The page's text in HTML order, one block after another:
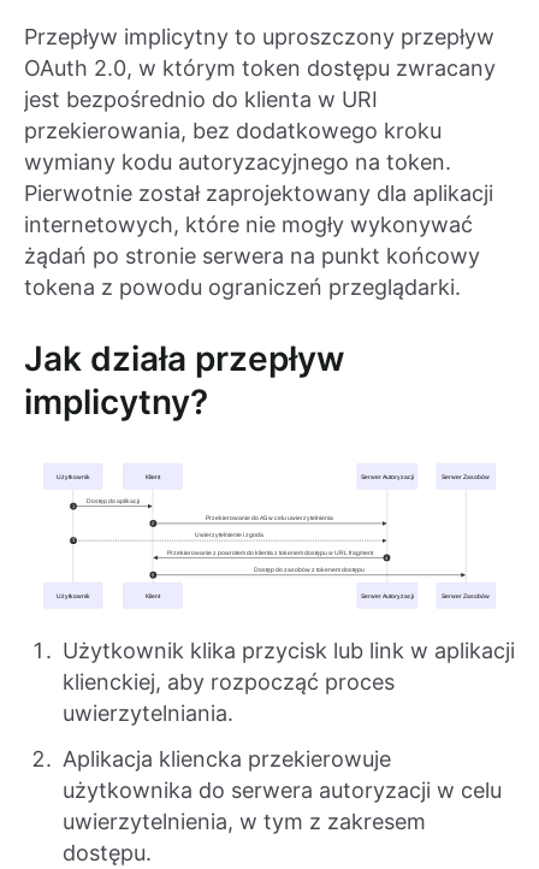
Przepływ implicytny to uproszczony przepływ
OAuth 2.0, w którym token dostępu zwracany
jest bezpośrednio do klienta w URI
przekierowania, bez dodatkowego kroku
wymiany kodu autoryzacyjnego na token.
Pierwotnie został zaprojektowany dla aplikacji
internetowych, które nie mogły wykonywać
żądań po stronie serwera na punkt końcowy
tokena z powodu ograniczeń przeglądarki.
Jak działa przepływ
implicytny?
Użytkownik klika przycisk lub link w aplikacji
klienckiej, aby rozpocząć proces
uwierzytelniania.
Aplikacja kliencka przekierowuje
użytkownika do serwera autoryzacji w celu
uwierzytelnienia, w tym z zakresem
dostępu.